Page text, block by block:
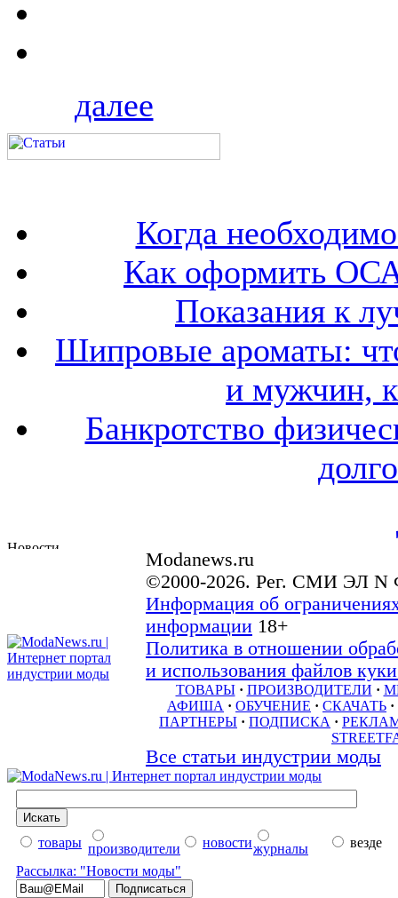
далее
Когда
Как оформить
Показания к
Шипровые ароматы:
и мужчин,
Банкротство
Modanews.ru
©2000-2026. Рег. СМИ ЭЛ N
Информация об
информации 18+
Политика в отношении
и использования файлов
ТОВАРЫ · ПРОИЗВОДИТЕЛИ ·
АФИША · ОБУЧЕНИЕ · СКАЧАТЬ ·
ПАРТНЕРЫ · ПОДПИСКА ·
Все статьи индустрии моды
товары производители новостижурналы
везде
Рассылка: "Новости моды"